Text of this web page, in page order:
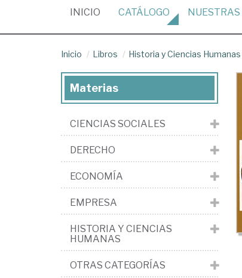
INICIO (CURRENT)
CATÁLOGO NUESTRAS
Inicio Libros Historia y Ciencias Humanas
Materias
CIENCIAS SOCIALES
DERECHO
ECONOMÍA
EMPRESA
HISTORIA Y CIENCIAS
HUMANAS
OTRAS CATEGORÍAS